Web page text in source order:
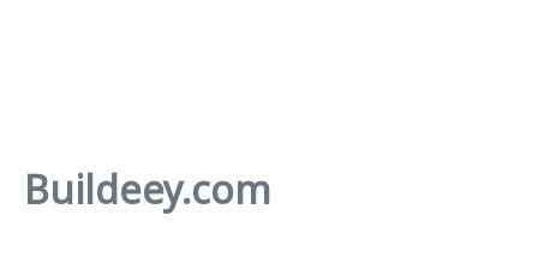
Buildeey.com